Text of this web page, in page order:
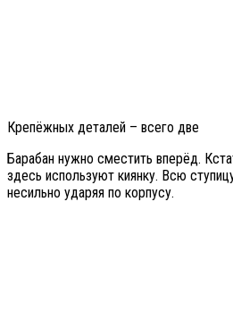
Крепёжных деталей – всего две
Барабан нужно сместить вперёд.
здесь используют киянку. Всю
несильно ударяя по корпусу.